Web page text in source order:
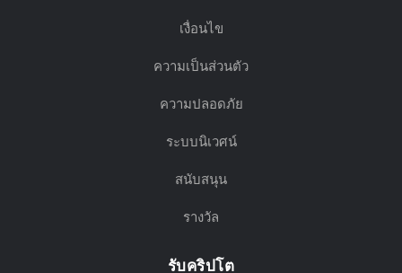
เงื่อนไข
ความเป็นส่วนตัว
ความปลอดภัย
ระบบนิเวศน์
สนับสนุน
รางวัล
รับคริปโต